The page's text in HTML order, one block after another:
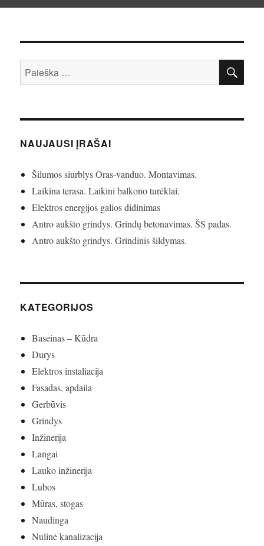
Ieškoti:
NAUJAUSI ĮRAŠAI
Šilumos siurblys Oras-vanduo. Montavimas.
Laikina terasa. Laikini balkono turėklai.
Elektros energijos galios didinimas
Antro aukšto grindys. Grindų betonavimas. ŠS padas.
Antro aukšto grindys. Grindinis šildymas.
KATEGORIJOS
Baseinas – Kūdra
Durys
Elektros instaliacija
Fasadas, apdaila
Gerbūvis
Grindys
Inžinerija
Langai
Lauko inžinerija
Lubos
Mūras, stogas
Naudinga
Nulinė kanalizacija